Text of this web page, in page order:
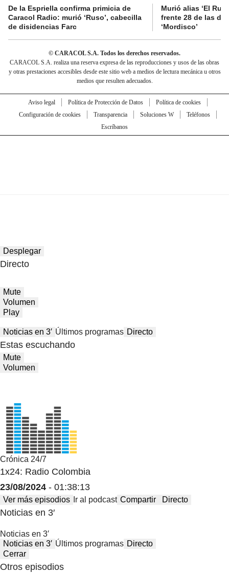
De la Espriella confirma primicia de
Caracol Radio: murió ‘Ruso’, cabecilla
de disidencias Farc
Murió alias ‘El
frente 28 de las
‘Mordisco’
© CARACOL S.A. Todos los derechos reservados.
CARACOL S.A. realiza una reserva expresa de las reproducciones y usos de las obras
y otras prestaciones accesibles desde este sitio web a medios de lectura mecánica u otros
medios que resulten adecuados.
Aviso legal Política de Protección de Datos
Política de cookies
Configuración de cookies
Transparencia Soluciones W
Teléfonos
Escríbanos
Desplegar
Directo
Mute
Volumen
Play
Noticias en 3′ Últimos programas Directo
Estas escuchando
Mute
Volumen
Crónica 24/7
1x24: Radio Colombia
23/08/2024 - 01:38:13
Ver más episodios Ir al podcast Compartir Directo
Noticias en 3′
Noticias en 3′
Noticias en 3′ Últimos programas Directo
Cerrar
Otros episodios